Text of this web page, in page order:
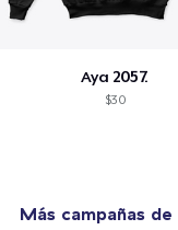
Aya 2057.
$30
Más campañas de